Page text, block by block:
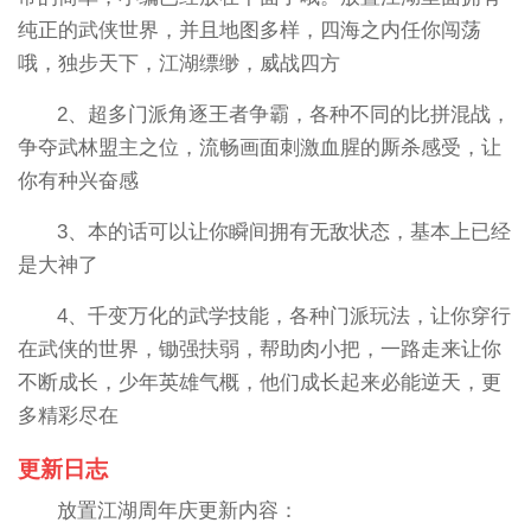
纯正的武侠世界，并且地图多样，四海之内任你闯荡
哦，独步天下，江湖缥缈，威战四方
2、超多门派角逐王者争霸，各种不同的比拼混战，
争夺武林盟主之位，流畅画面刺激血腥的厮杀感受，让
你有种兴奋感
3、本的话可以让你瞬间拥有无敌状态，基本上已经
是大神了
4、千变万化的武学技能，各种门派玩法，让你穿行
在武侠的世界，锄强扶弱，帮助肉小把，一路走来让你
不断成长，少年英雄气概，他们成长起来必能逆天，更
多精彩尽在
更新日志
放置江湖周年庆更新内容：